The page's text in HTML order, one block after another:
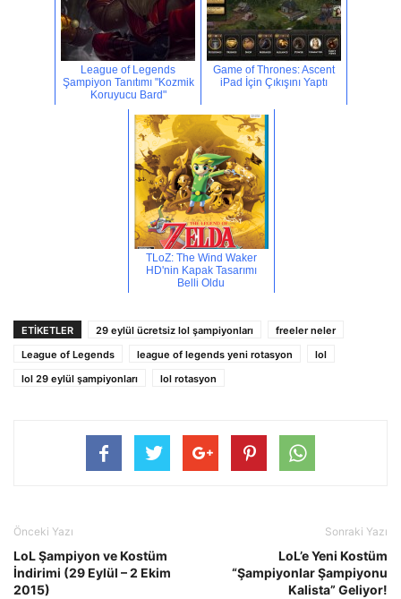
League of Legends
Şampiyon Tanıtımı "Kozmik
Koruyucu Bard"
Game of Thrones: Ascent
iPad İçin Çıkışını Yaptı
TLoZ: The Wind Waker
HD'nin Kapak Tasarımı
Belli Oldu
ETİKETLER 29 eylül ücretsiz lol şampiyonları
freeler neler
League of Legends
league of legends yeni rotasyon
lol
lol 29 eylül şampiyonları
lol rotasyon
Önceki Yazı
LoL Şampiyon ve Kostüm
İndirimi (29 Eylül – 2 Ekim
2015)
Sonraki Yazı
LoL’e Yeni Kostüm
“Şampiyonlar Şampiyonu
Kalista” Geliyor!